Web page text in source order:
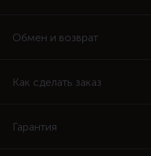
Обмен и возврат
Как сделать заказ
Гарантия